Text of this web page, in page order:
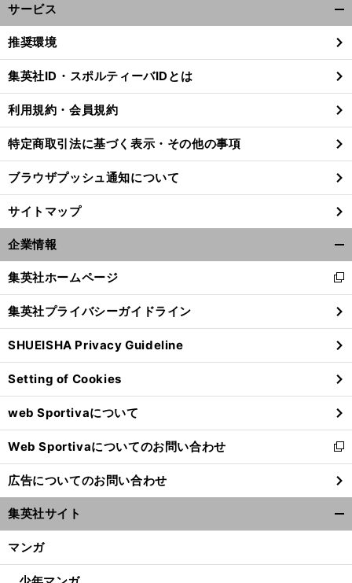
櫻
ゴ
」
。
今
」
サービス
閉
る
推奨環境
集英社ID・スポルティーバIDとは
利用規約・会員規約
特定商取引法に基づく表示・その他の事項
ブラウザプッシュ通知について
サイトマップ
企業情報
閉
る
集英社ホームページ
新
し
い
ウ
ィ
ン
ド
ウ
で
開
く
集英社プライバシーガイドライン
SHUEISHA Privacy Guideline
Setting of Cookies
web Sportivaについて
Web Sportivaについてのお問い合わせ
新
し
い
ウ
ィ
ン
ウ
広告についてのお問い合わせ
集英社サイト
マンガ